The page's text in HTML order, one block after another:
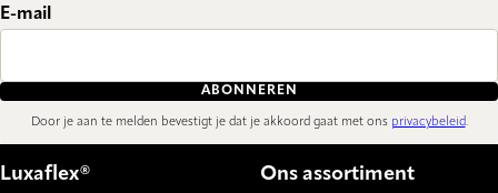
E-mail
ABONNEREN
Door je aan te melden bevestigt je dat je akkoord gaat met ons privacybeleid.
Luxaflex® Ons assortiment